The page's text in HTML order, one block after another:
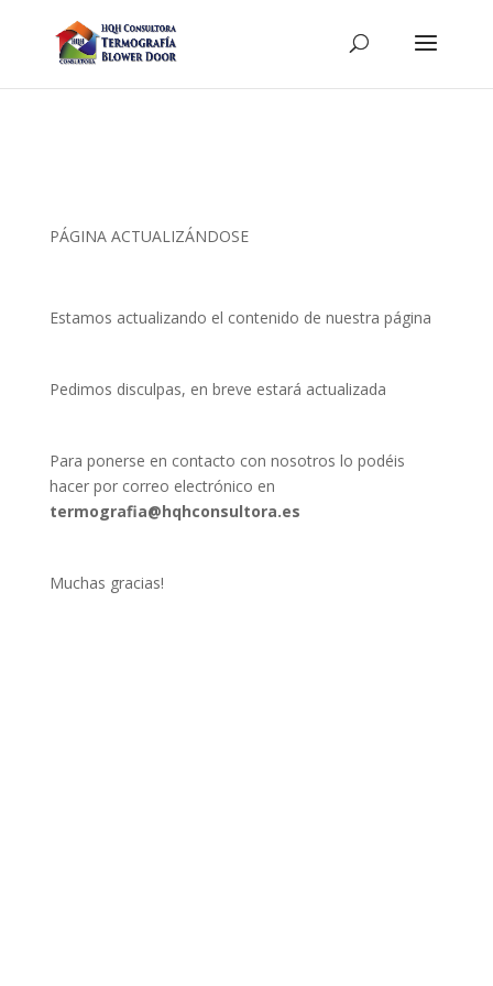
PÁGINA ACTUALIZÁNDOSE
Estamos actualizando el contenido de nuestra página
Pedimos disculpas, en breve estará actualizada
Para ponerse en contacto con nosotros lo podéis
hacer por correo electrónico en
termografia@hqhconsultora.es
Muchas gracias!